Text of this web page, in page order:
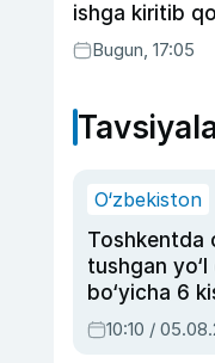
ishga kiritib
shaxs ushlandi
Bugun, 17:05
O‘zbekiston
Toshkentda
tushgan yo‘l
bo‘yicha 6
hukmi o‘qildi
10:10 /